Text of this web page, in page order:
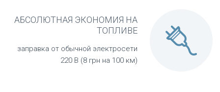
АБСОЛЮТНАЯ ЭКОНОМИЯ НА
ТОПЛИВЕ
заправка от обычной электросети
220 В (8 грн на 100 км)
